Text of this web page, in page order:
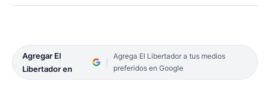
Agregar El
Libertador en
Agrega El Libertador a tus medios
preferidos en Google